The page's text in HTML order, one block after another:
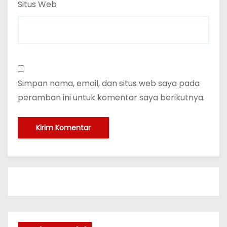
Situs Web
Simpan nama, email, dan situs web saya pada
peramban ini untuk komentar saya berikutnya.